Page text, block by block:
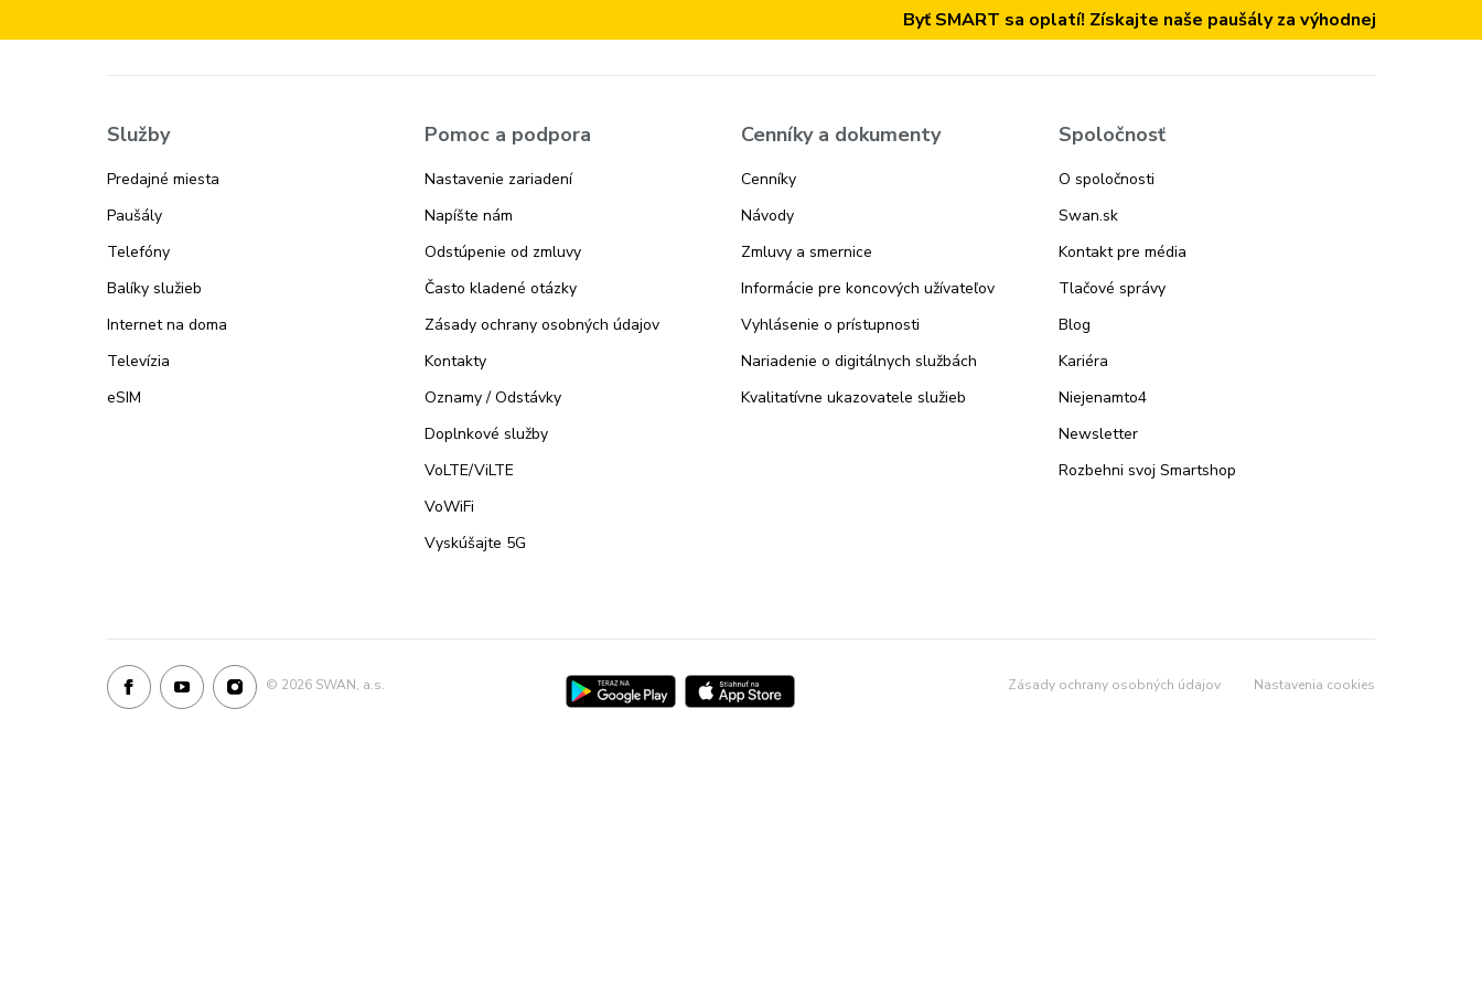
Byť SMART sa oplatí! Získajte naše paušály za výhodnejšiu cenu.
Služby
Predajné miesta
Paušály
Telefóny
Balíky služieb
Internet na doma
Televízia
eSIM
Pomoc a podpora
Nastavenie zariadení
Napíšte nám
Odstúpenie od zmluvy
Často kladené otázky
Zásady ochrany osobných údajov
Kontakty
Oznamy / Odstávky
Doplnkové služby
VoLTE/ViLTE
VoWiFi
Vyskúšajte 5G
Cenníky a dokumenty
Cenníky
Návody
Zmluvy a smernice
Informácie pre koncových užívateľov
Vyhlásenie o prístupnosti
Nariadenie o digitálnych službách
Kvalitatívne ukazovatele služieb
Spoločnosť
O spoločnosti
Swan.sk
Kontakt pre média
Tlačové správy
Blog
Kariéra
Niejenamto4
Newsletter
Rozbehni svoj Smartshop
© 2026 SWAN, a.s. Zásady ochrany osobných údajov Nastavenia cookies